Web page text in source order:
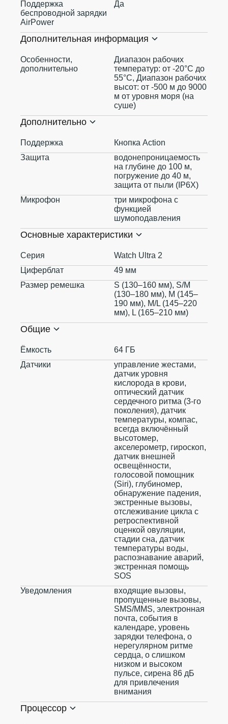
Поддержка
беспроводной зарядки
AirPower
Да
Дополнительная информация
Особенности,
дополнительно
Диапазон рабочих
температур: от -20°C до
55°C, Диапазон рабочих
высот: от -500 м до 9000
м от уровня моря (на
суше)
Дополнительно
Поддержка
Кнопка Action
Защита
водонепроницаемость
на глубине до 100 м,
погружение до 40 м,
защита от пыли (IP6X)
Микрофон
три микрофона с
функцией
шумоподавления
Основные характеристики
Серия
Watch Ultra 2
Циферблат
49 мм
Размер ремешка
S (130–160 мм), S/M
(130–180 мм), M (145–
190 мм), M/L (145–220
мм), L (165–210 мм)
Общие
Ёмкость
64 ГБ
Датчики
управление жестами,
датчик уровня
кислорода в крови,
оптический датчик
сердечного ритма (3‑го
поколения), датчик
температуры, компас,
всегда включённый
высотомер,
акселерометр, гироскоп,
датчик внешней
освещённости,
голосовой помощник
(Siri), глубиномер,
обнаружение падения,
экстренные вызовы,
отслеживание цикла с
ретроспективной
оценкой овуляции,
стадии сна, датчик
температуры воды,
распознавание аварий,
экстренная помощь
SOS
Уведомления
входящие вызовы,
пропущенные вызовы,
SMS/MMS, электронная
почта, события в
календаре, уровень
зарядки телефона, о
нерегулярном ритме
сердца, о слишком
низком и высоком
пульсе, сирена 86 дБ
для привлечения
внимания
Процессор